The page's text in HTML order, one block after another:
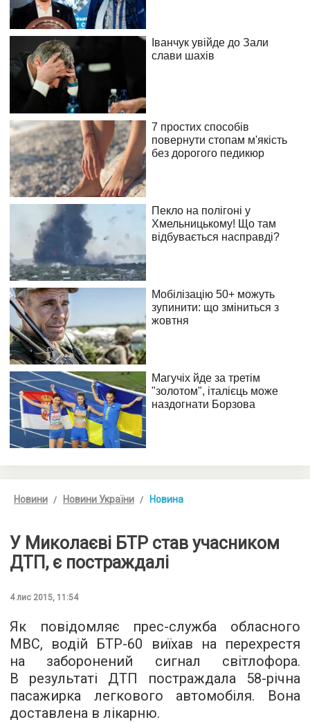
Новини Новини України Новина
У Миколаєві БТР став учасником
ДТП, є постраждалі
4 лис 2015, 11:54
Як повідомляє прес-служба обласного
МВС, водій БТР-60 виїхав на перехрестя
на заборонений сигнал світлофора.
В результаті ДТП постраждала 58-річна
пасажирка легкового автомобіля. Вона
доставлена в лікарню.